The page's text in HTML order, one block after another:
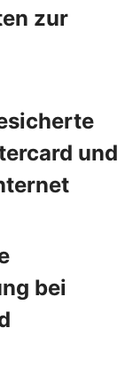
zur
und
bei